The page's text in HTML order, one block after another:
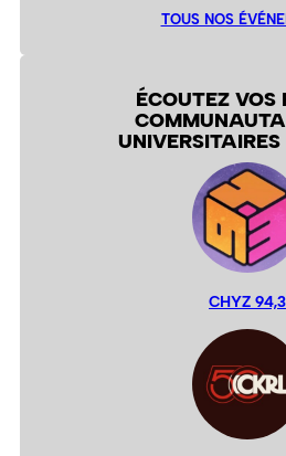
TOUS NOS
ÉCOUTEZ VOS
CHYZ 94,3